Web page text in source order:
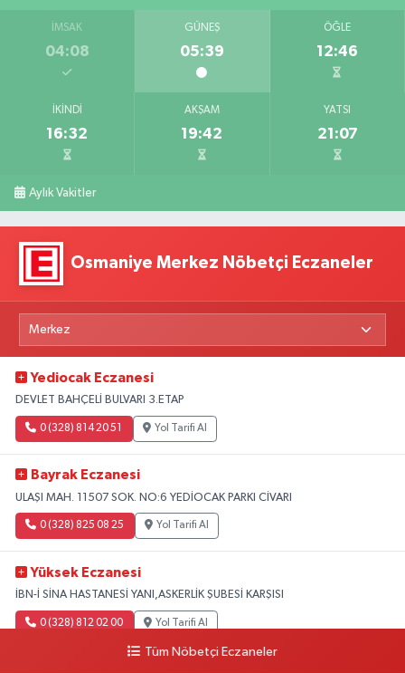
İMSAK
04:08
GÜNEŞ
05:39
ÖĞLE
12:46
İKINDI
16:32
AKŞAM
19:42
YATSI
21:07
Aylık Vakitler
Osmaniye Merkez Nöbetçi Eczaneler
Yediocak Eczanesi
DEVLET BAHÇELİ BULVARI 3.ETAP
0 (328) 814 20 51 Yol Tarifi Al
Bayrak Eczanesi
ULAŞI MAH. 11507 SOK. NO:6 YEDİOCAK PARKI CİVARI
0 (328) 825 08 25 Yol Tarifi Al
Yüksek Eczanesi
İBN-İ SİNA HASTANESİ YANI,ASKERLİK ŞUBESİ KARŞISI
0 (328) 812 02 00 Yol Tarifi Al
Tüm Nöbetçi Eczaneler